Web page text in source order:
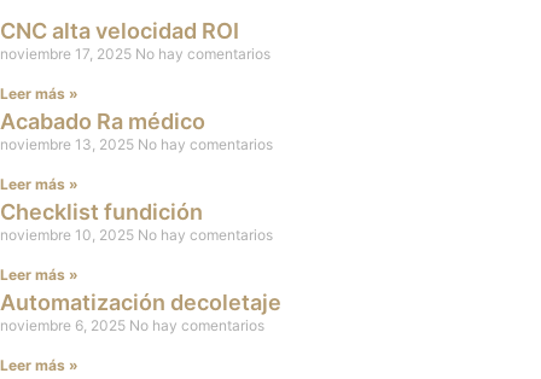
CNC alta velocidad ROI
noviembre 17, 2025 No hay comentarios
Leer más »
Acabado Ra médico
noviembre 13, 2025 No hay comentarios
Leer más »
Checklist fundición
noviembre 10, 2025 No hay comentarios
Leer más »
Automatización decoletaje
noviembre 6, 2025 No hay comentarios
Leer más »